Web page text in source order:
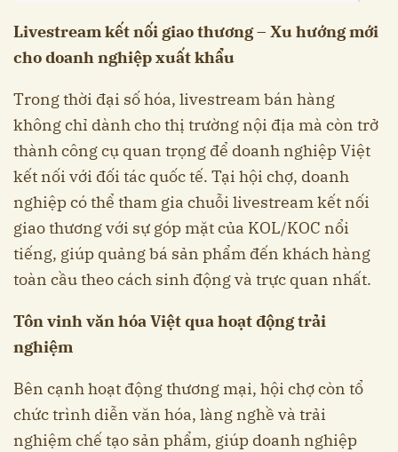
Livestream kết nối giao thương – Xu hướng mới
cho doanh nghiệp xuất khẩu
Trong thời đại số hóa, livestream bán hàng
không chỉ dành cho thị trường nội địa mà còn trở
thành công cụ quan trọng để doanh nghiệp Việt
kết nối với đối tác quốc tế. Tại hội chợ, doanh
nghiệp có thể tham gia chuỗi livestream kết nối
giao thương với sự góp mặt của KOL/KOC nổi
tiếng, giúp quảng bá sản phẩm đến khách hàng
toàn cầu theo cách sinh động và trực quan nhất.
Tôn vinh văn hóa Việt qua hoạt động trải
nghiệm
Bên cạnh hoạt động thương mại, hội chợ còn tổ
chức trình diễn văn hóa, làng nghề và trải
nghiệm chế tạo sản phẩm, giúp doanh nghiệp